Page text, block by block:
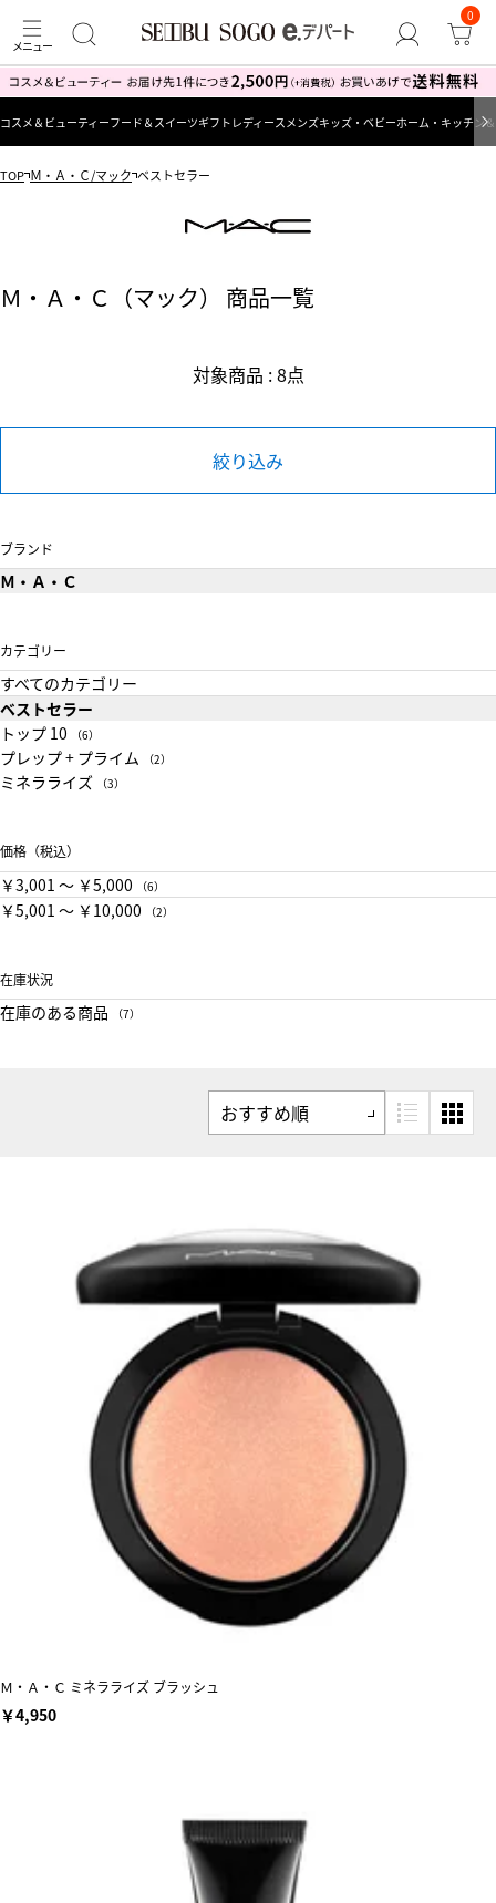
0
コスメ＆ビューティーフード＆スイーツギフト レディース メンズキッズ・ベビーホーム・キッチン
TOP Ｍ・Ａ・Ｃ/マック ベストセラー
Ｍ・Ａ・Ｃ（マック） 商品一覧
対象商品 : 8点
絞り込み
ブランド
Ｍ・Ａ・Ｃ
カテゴリー
すべてのカテゴリー
ベストセラー
トップ 10
（6）
プレップ + プライム （2）
ミネラライズ （3）
価格（税込）
￥3,001 〜 ￥5,000 （6）
￥5,001 〜 ￥10,000 （2）
在庫状況
在庫のある商品 （7）
Ｍ・Ａ・Ｃ ミネラライズ ブラッシュ
￥4,950